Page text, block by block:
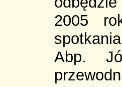
2005
Abp.